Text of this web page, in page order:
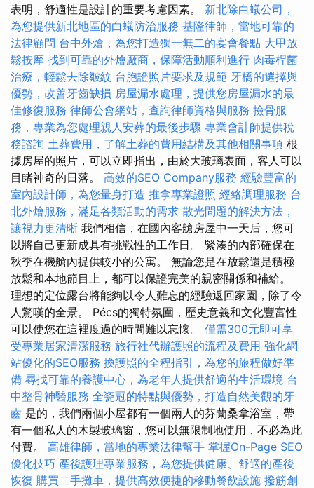
表明，舒適性是設計的重要考慮因素。 新北除白蟻公司，
為您提供新北地區的白蟻防治服務 基隆律師，當地可靠的
法律顧問 台中外燴，為您打造獨一無二的宴會餐點 大甲放
鬆按摩 找到可靠的外燴廠商，保障活動順利進行 肉毒桿菌
治療，輕鬆去除皺紋 台胞證照片要求及規範 牙橋的選擇與
優勢，改善牙齒缺損 房屋漏水處理，提供您房屋漏水的最
佳修復服務 律師公會網站，查詢律師資格與服務 撿骨服
務，專業為您處理親人安葬的最後步驟 專業會計師提供稅
務諮詢 土葬費用，了解土葬的費用結構及其他相關事項 根
據房屋的照片，可以立即指出，由於大玻璃表面，客人可以
目睹神奇的日落。 高效的SEO Company服務 經驗豐富的
室內設計師，為您量身打造 推拿專業證照 經絡調理服務 台
北外燴服務，滿足各類活動的需求 散光問題的解決方法，
讓視力更清晰 我們相信，在國內客艙房屋中一天后，您可
以將自己更新成具有挑戰性的工作日。 緊湊的內部確保在
秋季在機艙內提供較小的公寓。 無論您是在放鬆還是積極
放鬆和本地節目上，都可以保證完美的親密關係和補給。
理想的定位露台將能夠以令人難忘的經驗返回家園，除了令
人驚嘆的全景。 Pécs的獨特氛圍，歷史意義和文化豐富性
可以使您在這裡度過的時間難以忘懷。 僅需300元即可享
受專業居家清潔服務 旅行社代辦護照的流程及費用 強化網
站優化的SEO服務 換護照的全程指引，為您的旅程做好準
備 尋找可靠的養護中心，為老年人提供舒適的生活環境 台
中整骨神醫服務 全瓷冠的特點與優勢，打造自然美觀的牙
齒 是的，我們兩個小屋都有一個兩人的芬蘭桑拿浴室，帶
有一個私人的木製玻璃窗，您可以無限制地使用，不必為此
付費。 高雄律師，當地的專業法律幫手 掌握On-Page SEO
優化技巧 產後護理專業服務，為您提供健康、舒適的產後
恢復 購買二手攤車，提供高效便捷的移動餐飲設施 撥筋創